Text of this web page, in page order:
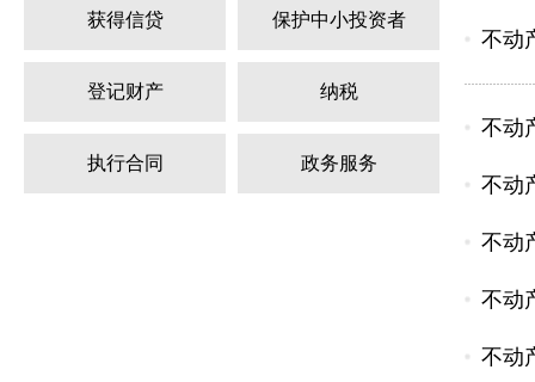
获得信贷 保护中小投资者
登记财产 纳税
执行合同 政务服务
不动
不动
不动
不动
不动
不动